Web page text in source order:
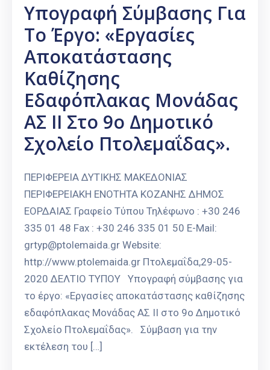
Υπογραφή Σύμβασης Για
Το Έργο: «Εργασίες
Αποκατάστασης
Καθίζησης
Εδαφόπλακας Μονάδας
ΑΣ II Στο 9ο Δημοτικό
Σχολείο Πτολεμαΐδας».
ΠΕΡΙΦΕΡΕΙΑ ΔΥΤΙΚΗΣ ΜΑΚΕΔΟΝΙΑΣ
ΠΕΡΙΦΕΡΕΙΑΚΗ ΕΝΟΤΗΤΑ ΚΟΖΑΝΗΣ ΔΗΜΟΣ
ΕΟΡΔΑΙΑΣ Γραφείο Τύπου Τηλέφωνο : +30 246
335 01 48 Fax : +30 246 335 01 50 E-Mail:
grtyp@ptolemaida.gr Website:
http://www.ptolemaida.gr Πτολεμαΐδα,29-05-
2020 ΔΕΛΤΙΟ ΤΥΠΟΥ Υπογραφή σύμβασης για
το έργο: «Εργασίες αποκατάστασης καθίζησης
εδαφόπλακας Μονάδας ΑΣ II στο 9ο Δημοτικό
Σχολείο Πτολεμαΐδας». Σύμβαση για την
εκτέλεση του […]